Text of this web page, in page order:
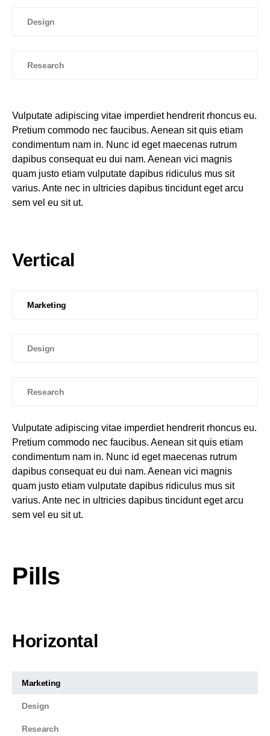
Design
Research
Vulputate adipiscing vitae imperdiet hendrerit rhoncus eu.
Pretium commodo nec faucibus. Aenean sit quis etiam
condimentum nam in. Nunc id eget maecenas rutrum
dapibus consequat eu dui nam. Aenean vici magnis
quam justo etiam vulputate dapibus ridiculus mus sit
varius. Ante nec in ultricies dapibus tincidunt eget arcu
sem vel eu sit ut.
Vertical
Marketing
Design
Research
Vulputate adipiscing vitae imperdiet hendrerit rhoncus eu.
Pretium commodo nec faucibus. Aenean sit quis etiam
condimentum nam in. Nunc id eget maecenas rutrum
dapibus consequat eu dui nam. Aenean vici magnis
quam justo etiam vulputate dapibus ridiculus mus sit
varius. Ante nec in ultricies dapibus tincidunt eget arcu
sem vel eu sit ut.
Pills
Horizontal
Marketing
Design
Research